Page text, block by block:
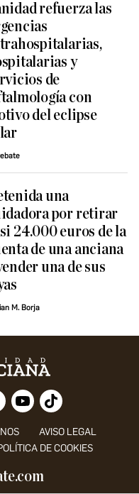
refuerza las
y
de
con
del eclipse
una
por retirar
24.000 euros de la
de una anciana
una de sus
M. Borja
AVISO LEGAL
DE COOKIES